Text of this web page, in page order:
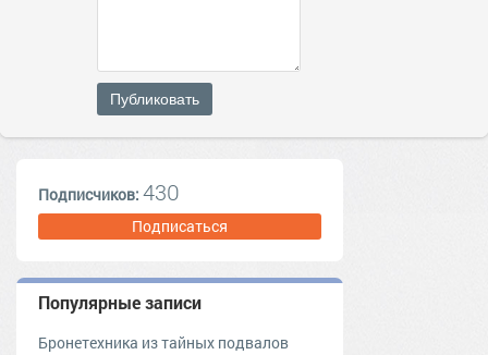
Публиковать
Подписчиков: 430
Подписаться
Популярные записи
Бронетехника из тайных подвалов